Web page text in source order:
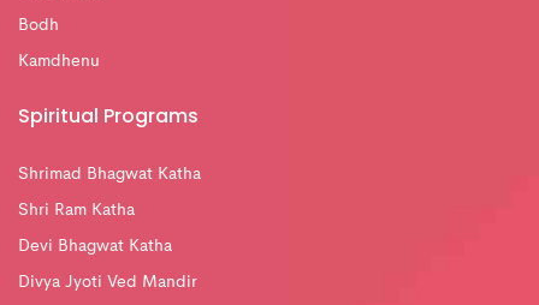
Bodh
Kamdhenu
Spiritual Programs
Shrimad Bhagwat Katha
Shri Ram Katha
Devi Bhagwat Katha
Divya Jyoti Ved Mandir